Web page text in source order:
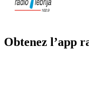
Obtenez l’app